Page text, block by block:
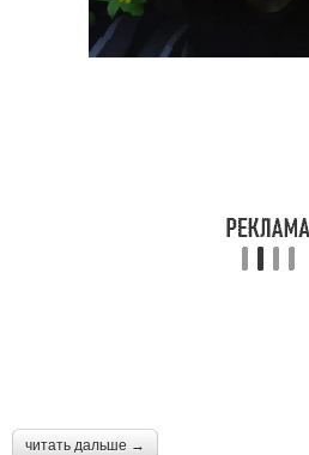
читать дальше →